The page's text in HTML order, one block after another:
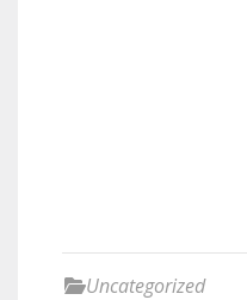
Uncategorized